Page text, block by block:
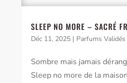
SLEEP NO MORE – SACRÉ
Déc 11, 2025| Parfums Validés
Sombre mais jamais
Sleep no more de la